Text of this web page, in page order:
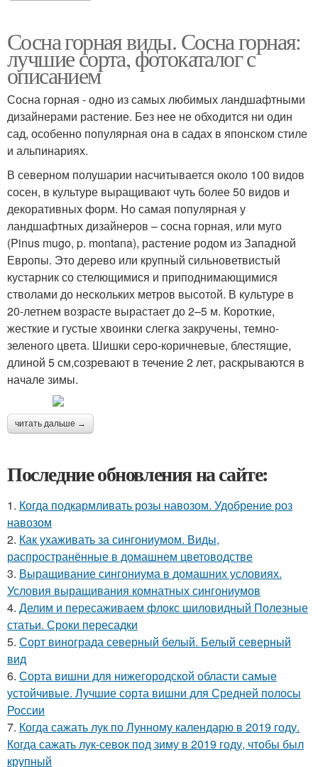
Сосна горная виды. Сосна горная:
лучшие сорта, фотокаталог с
описанием
Сосна горная - одно из самых любимых ландшафтными
дизайнерами растение. Без нее не обходится ни один
сад, особенно популярная она в садах в японском стиле
и альпинариях.
В северном полушарии насчитывается около 100 видов
сосен, в культуре выращивают чуть более 50 видов и
декоративных форм. Но самая популярная у
ландшафтных дизайнеров – сосна горная, или муго
(Pinus mugo, p. montana), растение родом из Западной
Европы. Это дерево или крупный сильноветвистый
кустарник со стелющимися и приподнимающимися
стволами до нескольких метров высотой. В культуре в
20-летнем возрасте вырастает до 2–5 м. Короткие,
жесткие и густые хвоинки слегка закручены, темно-
зеленого цвета. Шишки серо-коричневые, блестящие,
длиной 5 см,созревают в течение 2 лет, раскрываются в
начале зимы.
читать дальше →
Последние обновления на сайте:
1. Когда подкармливать розы навозом. Удобрение роз
навозом
2. Как ухаживать за сингониумом. Виды,
распространённые в домашнем цветоводстве
3. Выращивание сингониума в домашних условиях.
Условия выращивания комнатных сингониумов
4. Делим и пересаживаем флокс шиловидный Полезные
статьи. Сроки пересадки
5. Сорт винограда северный белый. Белый северный
вид
6. Сорта вишни для нижегородской области самые
устойчивые. Лучшие сорта вишни для Средней полосы
России
7. Когда сажать лук по Лунному календарю в 2019 году.
Когда сажать лук-севок под зиму в 2019 году, чтобы был
крупный